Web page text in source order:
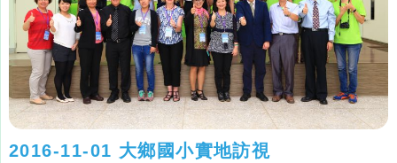
2016-11-01 大鄉國小實地訪視